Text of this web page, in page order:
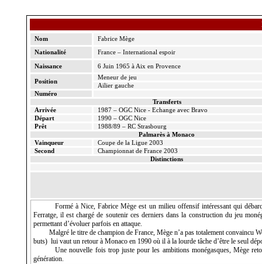
Nom Fabrice Mège
Nationalité France – International espoir
Naissance 6 Juin 1965 à Aix en Provence
Position
Meneur de jeu
Ailier gauche
Numéro
Transferts
Arrivée
1987 – OGC Nice - Echange avec Bravo
Départ
1990 – OGC Nice
Prêt
1988/89 – RC Strasbourg
Palmarès à Monaco
Vainqueur
Coupe de la Ligue2003
Second
Championnat de France 2003
Distinctions
Formé à Nice, FabriceMège est un milieu offensif intéressant qui
Ferratge, il est chargé de soutenir ces derniers dans la construction du jeu
permettant d’évoluer parfois en attaque.
Malgré le titre de champion de France, Mègen’a pas totalement convaincu
buts) lui vaut un retour à Monaco en 1990 où il à la lourde tâche d’être le seul
Une nouvelle fois trop juste pour les ambitions monégasques, Mège
génération.